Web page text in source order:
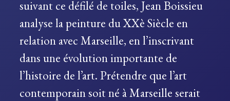
suivant ce défilé de toiles, Jean Boissieu
analyse la peinture du XXè Siècle en
relation avec Marseille, en l’inscrivant
dans une évolution importante de
l’histoire de l’art. Prétendre que l’art
contemporain soit né à Marseille serait